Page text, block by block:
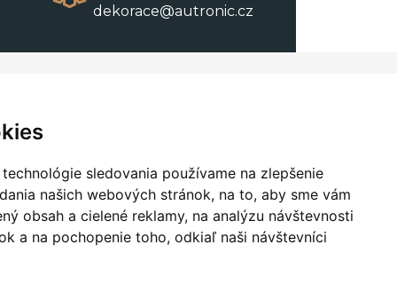
sledovania používame na zlepšenie
našich webových stránok, na to, aby sme vám
obsah a cielené reklamy, na analýzu návštevnosti
a na pochopenie toho, odkiaľ naši návštevníci
dekorace@autronic.cz
Kontakty